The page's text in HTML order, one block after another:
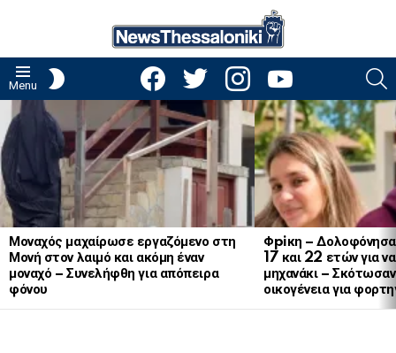
Menu
facebooktwitter instagramyoutube
LATEST
STORIES
Μοναχός μαχαίρωσε εργαζόμενο στη
Μονή στον λαιμό και ακόμη έναν
μοναχό – Συνελήφθη για απόπειρα
φόνου
Φpiκη –
17 και 22 ετών για
μηχανάκι – Σκότωσαν
οικογένεια για